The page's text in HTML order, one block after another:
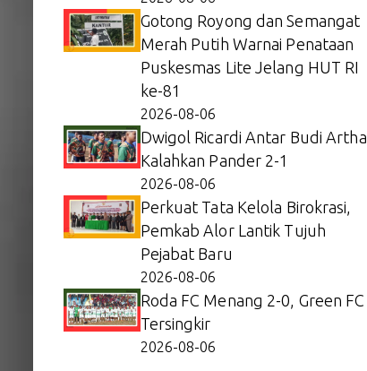
Gotong Royong dan Semangat
Merah Putih Warnai Penataan
Puskesmas Lite Jelang HUT RI
ke-81
2026-08-06
Dwigol Ricardi Antar Budi Artha
Kalahkan Pander 2-1
2026-08-06
Perkuat Tata Kelola Birokrasi,
Pemkab Alor Lantik Tujuh
Pejabat Baru
2026-08-06
Roda FC Menang 2-0, Green FC
Tersingkir
2026-08-06